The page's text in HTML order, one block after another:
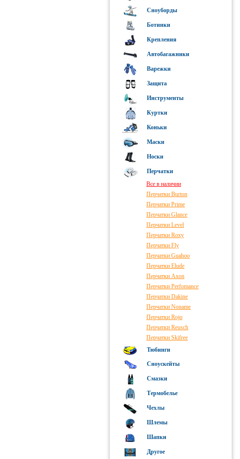
Сноуборды
Ботинки
Крепления
Автобагажники
Варежки
Защита
Инструменты
Куртки
Коньки
Маски
Носки
Перчатки
Все в наличии
Перчатки Burton
Перчатки Prime
Перчатки Glance
Перчатки Level
Перчатки Roxy
Перчатки Fly
Перчатки Guahoo
Перчатки Elude
Перчатки Axon
Перчатки Perfomance
Перчатки Dakine
Перчатки Noname
Перчатки Rojo
Перчатки Reusch
Перчатки Skifree
Тюбинги
Сноускейты
Смазки
Термобелье
Чехлы
Шлемы
Шапки
Другое